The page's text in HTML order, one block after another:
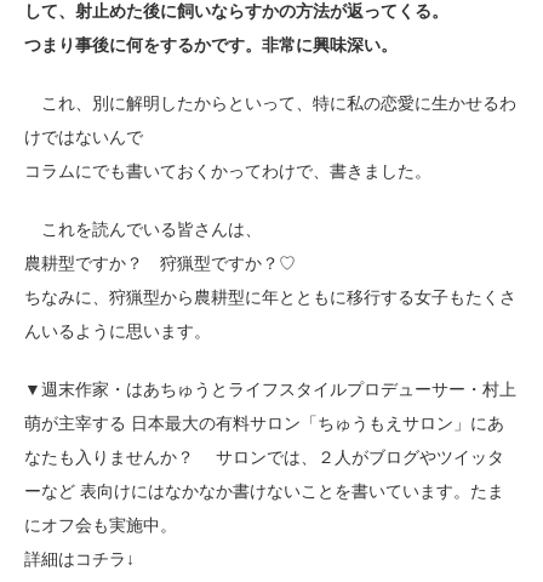
して、射止めた後に飼いならすかの方法が返ってくる。
つまり事後に何をするかです。非常に興味深い。
これ、別に解明したからといって、特に私の恋愛に生かせるわ
けではないんで
コラムにでも書いておくかってわけで、書きました。
これを読んでいる皆さんは、
農耕型ですか？ 狩猟型ですか？♡
ちなみに、狩猟型から農耕型に年とともに移行する女子もたくさ
んいるように思います。
▼週末作家・はあちゅうとライフスタイルプロデューサー・村上
萌が主宰する 日本最大の有料サロン「ちゅうもえサロン」にあ
なたも入りませんか？ サロンでは、２人がブログやツイッタ
ーなど 表向けにはなかなか書けないことを書いています。たま
にオフ会も実施中。
詳細はコチラ↓